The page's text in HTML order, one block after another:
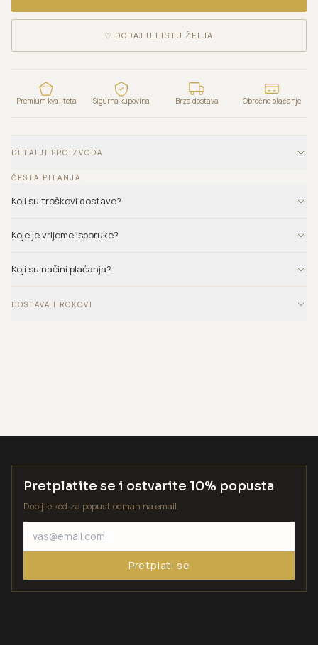
♡ DODAJ U LISTU ŽELJA
Premium kvaliteta Sigurna kupovina Brza dostava Obročno plaćanje
DETALJI PROIZVODA
ČESTA PITANJA
Koji su troškovi dostave?
Koje je vrijeme isporuke?
Koji su načini plaćanja?
DOSTAVA I ROKOVI
Pretplatite se i ostvarite 10% popusta
Dobijte kod za popust odmah na email.
Pretplati se